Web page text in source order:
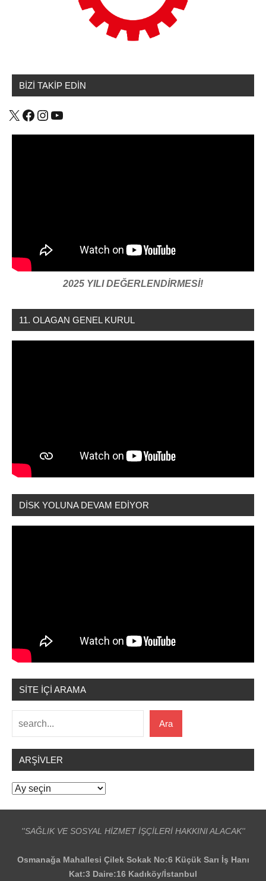
BİZİ TAKİP EDİN
X Facebook
Instagram
YouTube
2025 YILI DEĞERLENDİRMESİ!
11. OLAGAN GENEL KURUL
DİSK YOLUNA DEVAM EDİYOR
SİTE İÇİ ARAMA
Ara
ARŞIVLER
Arşivler
''SAĞLIK VE SOSYAL HİZMET İŞÇİLERİ HAKKINI ALACAK''
Osmanağa Mahallesi Çilek Sokak No:6 Küçük Sarı İş Hanı
Kat:3 Daire:16 Kadıköy/İstanbul